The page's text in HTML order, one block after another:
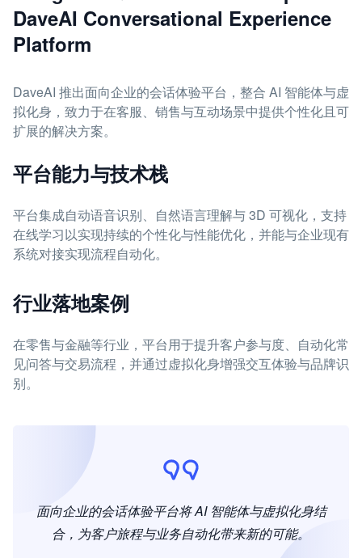
DaveAI Conversational Experience
Platform
DaveAI 推出面向企业的会话体验平台，整合 AI 智能体与虚
拟化身，致力于在客服、销售与互动场景中提供个性化且可
扩展的解决方案。
平台能力与技术栈
平台集成自动语音识别、自然语言理解与 3D 可视化，支持
在线学习以实现持续的个性化与性能优化，并能与企业现有
系统对接实现流程自动化。
行业落地案例
在零售与金融等行业，平台用于提升客户参与度、自动化常
见问答与交易流程，并通过虚拟化身增强交互体验与品牌识
别。
面向企业的会话体验平台将 AI 智能体与虚拟化身结
合，为客户旅程与业务自动化带来新的可能。